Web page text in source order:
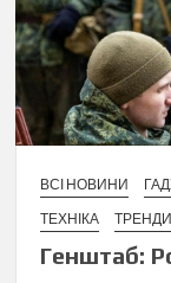
ВСІ НОВИНИ
ТЕХНІКА
ТРЕНДИ
Генштаб: